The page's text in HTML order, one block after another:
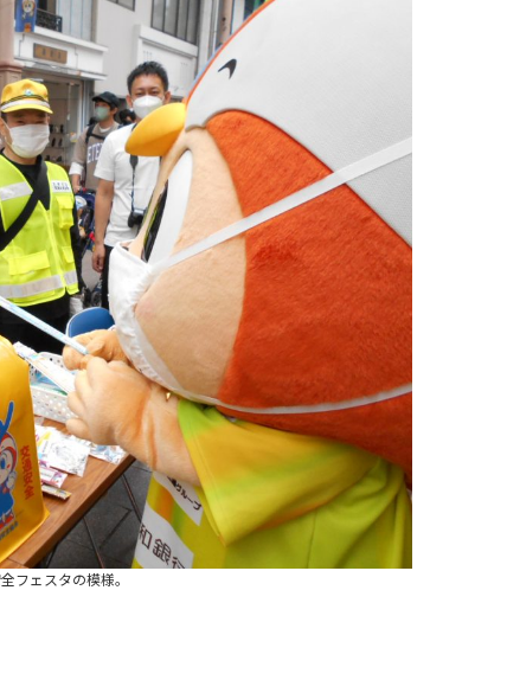
フェスタの模様。